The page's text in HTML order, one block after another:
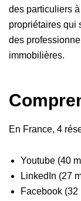
des particuliers
propriétaires qui
des
immobilières.
En France, 4
Youtube (40
LinkedIn (27
Facebook